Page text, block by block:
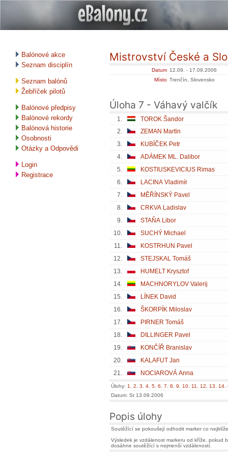
Balónové akce
Seznam disciplín
Seznam balónů
Žebříček pilotů
Balónové předpisy
Balónové rekordy
Balónová historie
Osobnosti
Otázky a Odpovědi
Login
Registrace
Mistrovství České a
Datum 12.09. - 17.09.2006
Místo Trenčín, Slovensko
Úloha 7 - Váhavý valčík
1.
TOROK Šandor
2.
ZEMAN Martin
3.
KUBÍČEK Petr
4.
ADÁMEK ML. Dalibor
5.
KOSTIUSKEVICIUS Rimas
6.
LACINA Vladimír
7.
MĚŘÍNSKÝ Pavel
8.
CRKVA Ladislav
9.
STAŇA Libor
10.
SUCHÝ Michael
11.
KOSTRHUN Pavel
12.
STEJSKAL Tomáš
13.
HUMELT Krysztof
14.
MACHNORYLOV Valerij
15.
LÍNEK David
16.
ŠKORPÍK Miloslav
17.
PIRNER Tomáš
18.
DILLINGER Pavel
19.
KONČÍŘ Branislav
20.
KALAFUT Jan
21.
NOCIAROVÁ Anna
Úlohy: 1. 2. 3. 4. 5. 6. 7. 8. 9. 10. 11. 12. 13. 14.
Datum: St 13.09.2006
Popis úlohy
Soutěžící se pokoušejí odhodit marker co
Výsledek je vzdálenost markeru od kříže, pokud
dosáhne soutěžící s nejmenší vzdáleností.